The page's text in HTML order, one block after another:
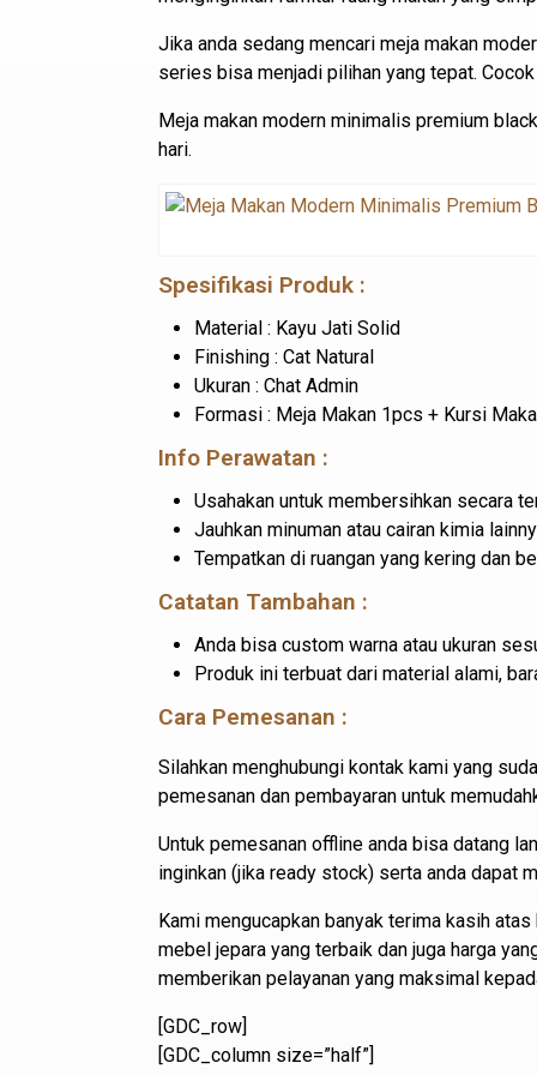
Jika anda sedang mencari meja makan
series bisa menjadi pilihan yang tepat.
Meja makan modern minimalis premium
hari.
Spesifikasi Produk :
Material : Kayu Jati Solid
Finishing : Cat Natural
Ukuran : Chat Admin
Formasi : Meja Makan 1pcs + Kursi
Info Perawatan :
Usahakan untuk membersihkan secara
Jauhkan minuman atau cairan kimia
Tempatkan di ruangan yang kering dan
Catatan Tambahan :
Anda bisa custom warna atau ukuran
Produk ini terbuat dari material alami,
Cara Pemesanan :
Silahkan menghubungi kontak kami yang
pemesanan dan pembayaran untuk
Untuk pemesanan offline anda bisa datang
inginkan (jika ready stock) serta anda dapat
Kami mengucapkan banyak terima kasih
mebel jepara yang terbaik dan juga harga
memberikan pelayanan yang maksimal
[GDC_row]
[GDC_column size=”half”]